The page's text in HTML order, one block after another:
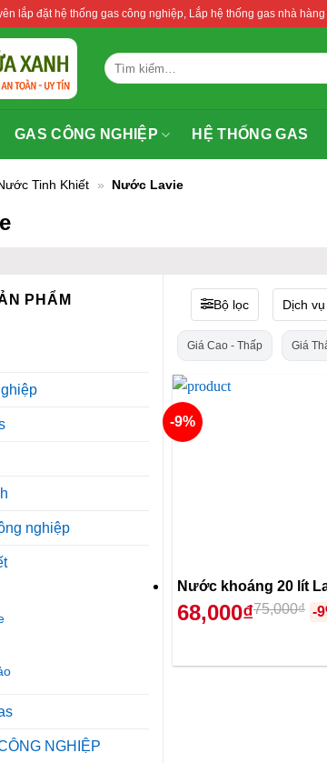
lắp đặt hệ thống gas công nghiệp, Lắp hệ thống gas nhà hàng
Tìm
kiếm:
GAS CÔNG NGHIỆP HỆ THỐNG GAS
Tinh Khiết » Nước Lavie
PHẨM
nghiệp
NGHIỆP
Bộ lọc Dịch vụ
Giá Cao - Thấp Giá
-9%
Nước khoáng 20 lít
68,000₫75,000₫ -